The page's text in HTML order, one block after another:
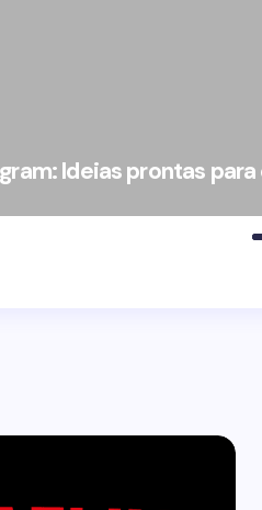
Ideias prontas